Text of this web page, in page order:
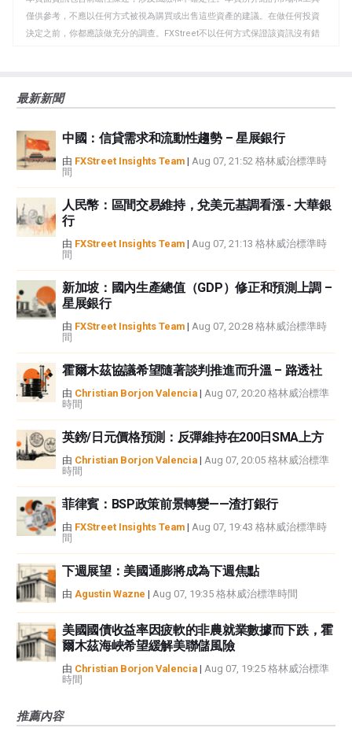
板
僅供參考，不應以任何方式被視為購買或出售這些資產的建議。在做任何投資
決定之前，你都應該做充分的調查。FXStreet不以任何方式保證該資訊沒有錯
觀點，並不代表FXStreet或其廣告商的官方政策或立場。作者不對本頁連結的
如果文章正文中沒有明確提到，在撰寫本文時，作者在本文中提到的任何股票
中都沒有頭寸，也沒有與文中提到的任何公司有業務關係。除了FXStreet，作
者沒有收到撰寫這篇文章的報酬。
FXStreet和作者不提供個性化的建議。作者對該資訊的準確性、完整性或適用
性不作任何陳述。FXStreet和作者將不承擔任何錯誤，遺漏或任何損失，傷害
或損害由此資訊及其顯示或使用引起的。錯誤和遺漏除外。本文作者和
FXStreet並非註冊投資顧問，本文內容無意提供任何投資建議。
最新新聞
中國：信貸需求和流動性趨勢 – 星展銀行
由 FXStreet Insights Team | Aug 07, 21:52 格林威治標準時
間
人民幣：區間交易維持，兌美元基調看漲 - 大華銀
行
由 FXStreet Insights Team | Aug 07, 21:13 格林威治標準時
間
新加坡：國內生產總值（GDP）修正和預測上調 –
星展銀行
由 FXStreet Insights Team | Aug 07, 20:28 格林威治標準時
間
霍爾木茲協議希望隨著談判推進而升溫 – 路透社
由 Christian Borjon Valencia | Aug 07, 20:20 格林威治標準
時間
英鎊/日元價格預測：反彈維持在200日SMA上方
由 Christian Borjon Valencia | Aug 07, 20:05 格林威治標準
時間
菲律賓：BSP政策前景轉變——渣打銀行
由 FXStreet Insights Team | Aug 07, 19:43 格林威治標準時
間
下週展望：美國通膨將成為下週焦點
由 Agustin Wazne | Aug 07, 19:35 格林威治標準時間
美國國債收益率因疲軟的非農就業數據而下跌，霍
爾木茲海峽希望緩解美聯儲風險
由 Christian Borjon Valencia | Aug 07, 19:25 格林威治標準
時間
推薦內容